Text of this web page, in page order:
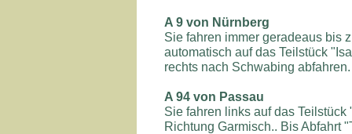
A 9 von Nürnberg
Sie fahren immer geradeaus bis
automatisch auf das Teilstück
rechts nach Schwabing
A 94 von Passau
Sie fahren links auf das
Richtung Garmisch.. Bis Abfahrt